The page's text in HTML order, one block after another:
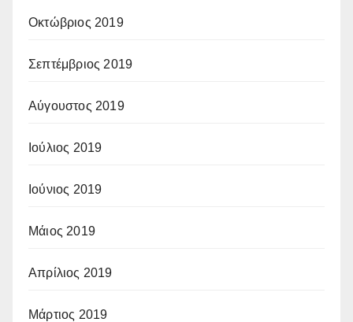
Οκτώβριος 2019
Σεπτέμβριος 2019
Αύγουστος 2019
Ιούλιος 2019
Ιούνιος 2019
Μάιος 2019
Απρίλιος 2019
Μάρτιος 2019